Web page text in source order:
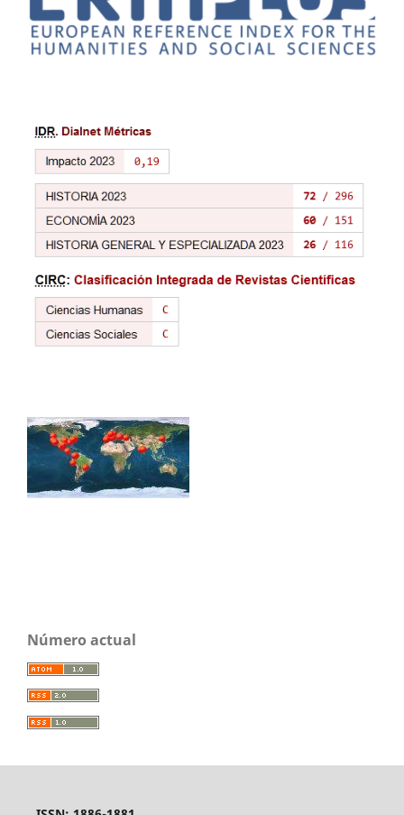
Número actual